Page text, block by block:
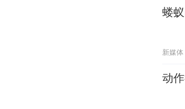
蝼
新媒体
动